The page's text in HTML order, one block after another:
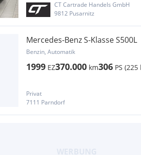
CT Cartrade Handels GmbH
9812 Pusarnitz
Mercedes-Benz S-Klasse S500L
Benzin, Automatik
1999 EZ370.000 km306 PS (225
Privat
7111 Parndorf